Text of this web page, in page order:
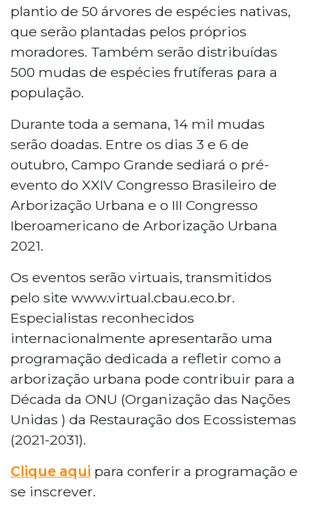
plantio de 50 árvores de espécies nativas,
que serão plantadas pelos próprios
moradores. Também serão distribuídas
500 mudas de espécies frutíferas para a
população.
Durante toda a semana, 14 mil mudas
serão doadas. Entre os dias 3 e 6 de
outubro, Campo Grande sediará o pré-
evento do XXIV Congresso Brasileiro de
Arborização Urbana e o III Congresso
Iberoamericano de Arborização Urbana
2021.
Os eventos serão virtuais, transmitidos
pelo site www.virtual.cbau.eco.br.
Especialistas reconhecidos
internacionalmente apresentarão uma
programação dedicada a refletir como a
arborização urbana pode contribuir para a
Década da ONU (Organização das Nações
Unidas ) da Restauração dos Ecossistemas
(2021-2031).
Clique aqui para conferir a programação e
se inscrever.